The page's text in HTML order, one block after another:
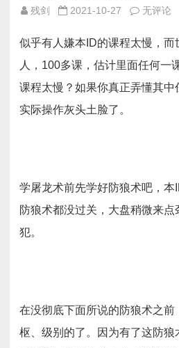
残剑 2021-10-27
教
股
票
103：
学
龙
无评论
似乎有人嫌本ID的课程太慢，而
人，100多课，估计里面任何一
课程太慢？如果你真正弄懂其中
实际操作灰头土脸了。
学屠龙术前先学好防狼术吧，
防狼术都没过关，大盘稍微来
犯。
在没彻底下面所说的防狼术之前
枢、级别的了。因为有了这防